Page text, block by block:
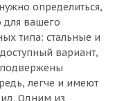
определиться,
для вашего
типа: стальные и
вариант,
подвержены
легче и имеют
Одним из